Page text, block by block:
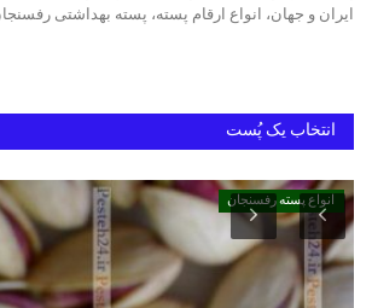
ایران و جهان، انواع ارقام پسته، پسته بهداشتی
انتخاب یک پُست
انواع پسته رفسنجان